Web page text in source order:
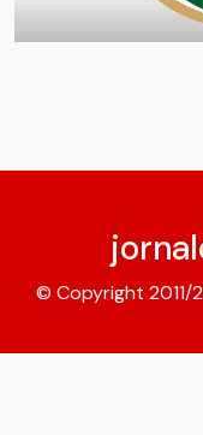
© Copyright 2011/